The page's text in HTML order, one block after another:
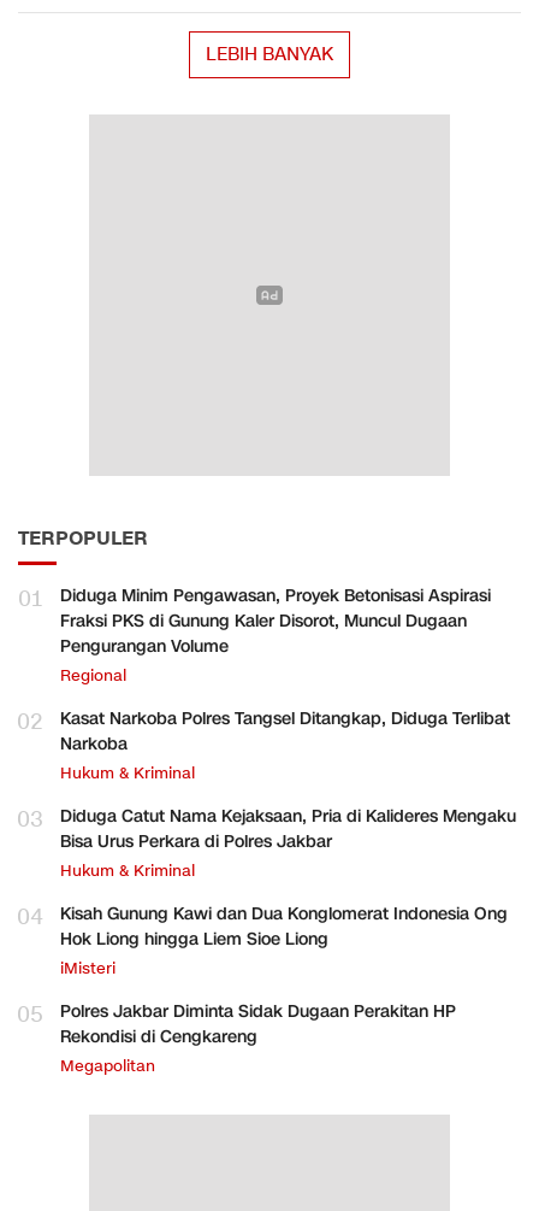
LEBIH BANYAK
TERPOPULER
01
Diduga Minim Pengawasan, Proyek Betonisasi Aspirasi
Fraksi PKS di Gunung Kaler Disorot, Muncul Dugaan
Pengurangan Volume
Regional
02
Kasat Narkoba Polres Tangsel Ditangkap, Diduga Terlibat
Narkoba
Hukum & Kriminal
03
Diduga Catut Nama Kejaksaan, Pria di Kalideres Mengaku
Bisa Urus Perkara di Polres Jakbar
Hukum & Kriminal
04
Kisah Gunung Kawi dan Dua Konglomerat Indonesia Ong
Hok Liong hingga Liem Sioe Liong
iMisteri
05
Polres Jakbar Diminta Sidak Dugaan Perakitan HP
Rekondisi di Cengkareng
Megapolitan